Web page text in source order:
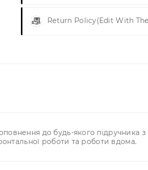
Return Policy(edit With
до будь-якого підручника з
роботи та роботи вдома.